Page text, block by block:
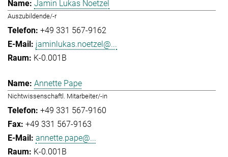
Jamin Lukas Noetzel
Auszubildende/-r
+49 331 567-9162
jaminlukas.noetzel@...
K-0.001B
Annette Pape
Nichtwissenschaftl. Mitarbeiter/-in
+49 331 567-9160
+49 331 567-9163
annette.pape@...
K-0.001B